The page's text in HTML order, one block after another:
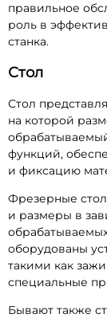
правильное
роль в
станка.
Стол
Стол
на которой
функций,
и фиксацию
Фрезерные
и размеры в
оборудованы
такими как
специальные
Бывают также